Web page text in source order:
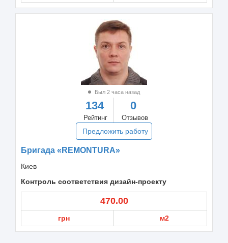
Был 2 часа назад
134
Рейтинг
0
Отзывов
Предложить работу
Бригада «REMONTURA»
Киев
Контроль соответствия дизайн-проекту
470.00
грн м2